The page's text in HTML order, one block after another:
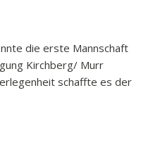
die erste Mannschaft
Kirchberg/ Murr
schaffte es der